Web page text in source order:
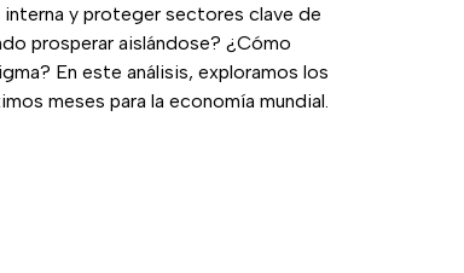
y proteger sectores clave de
prosperar aislándose? ¿Cómo
En este análisis, exploramos los
meses para la economía mundial.